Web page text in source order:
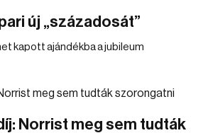
új „századosát”
kapott ajándékba a jubileum
Norrist meg sem tudták